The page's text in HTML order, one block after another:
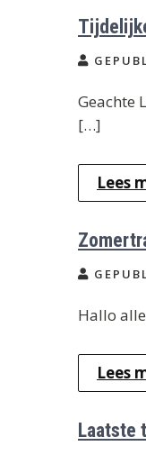
Geachte
[…]
Lees
Hallo
Lees
Laatste